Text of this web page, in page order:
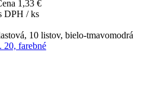
1,33 €
DPH / ks
10 listov, bielo-tmavomodrá